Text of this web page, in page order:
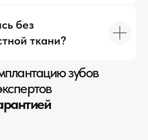
без
ткани?
зубов